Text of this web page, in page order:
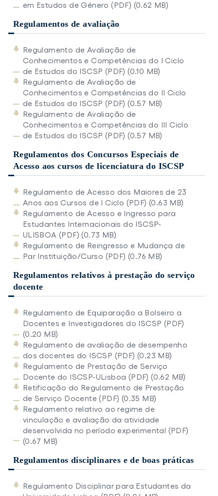
em Estudos de Género (PDF) (0.62 MB)
Regulamentos de avaliação
Regulamento de Avaliação de
Conhecimentos e Competências do I Ciclo
de Estudos do ISCSP (PDF) (0.10 MB)
Regulamento de Avaliação de
Conhecimentos e Competências do II Ciclo
de Estudos do ISCSP (PDF) (0.57 MB)
Regulamento de Avaliação de
Conhecimentos e Competências do III Ciclo
de Estudos do ISCSP (PDF) (0.57 MB)
Regulamentos dos Concursos Especiais de
Acesso aos cursos de licenciatura do ISCSP
Regulamento de Acesso dos Maiores de 23
Anos aos Cursos de I Ciclo (PDF) (0.63 MB)
Regulamento de Acesso e Ingresso para
Estudantes Internacionais do ISCSP-
ULISBOA (PDF) (0.73 MB)
Regulamento de Reingresso e Mudança de
Par Instituição/Curso (PDF) (0.76 MB)
Regulamentos relativos à prestação do serviço
docente
Regulamento de Equiparação a Bolseiro a
Docentes e Investigadores do ISCSP (PDF)
(0.20 MB)
Regulamento de avaliação de desempenho
dos docentes do ISCSP (PDF) (0.23 MB)
Regulamento de Prestação de Serviço
Docente do ISCSP-ULisboa (PDF) (0.62 MB)
Retificação do Regulamento de Prestação
de Serviço Docente (PDF) (0.35 MB)
Regulamento relativo ao regime de
vinculação e avaliação da atividade
desenvolvida no período experimental (PDF)
(0.67 MB)
Regulamentos disciplinares e de boas práticas
Regulamento Disciplinar para Estudantes da